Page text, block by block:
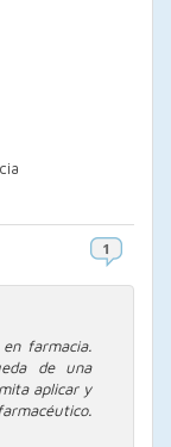
farmacia.
de una
aplicar y